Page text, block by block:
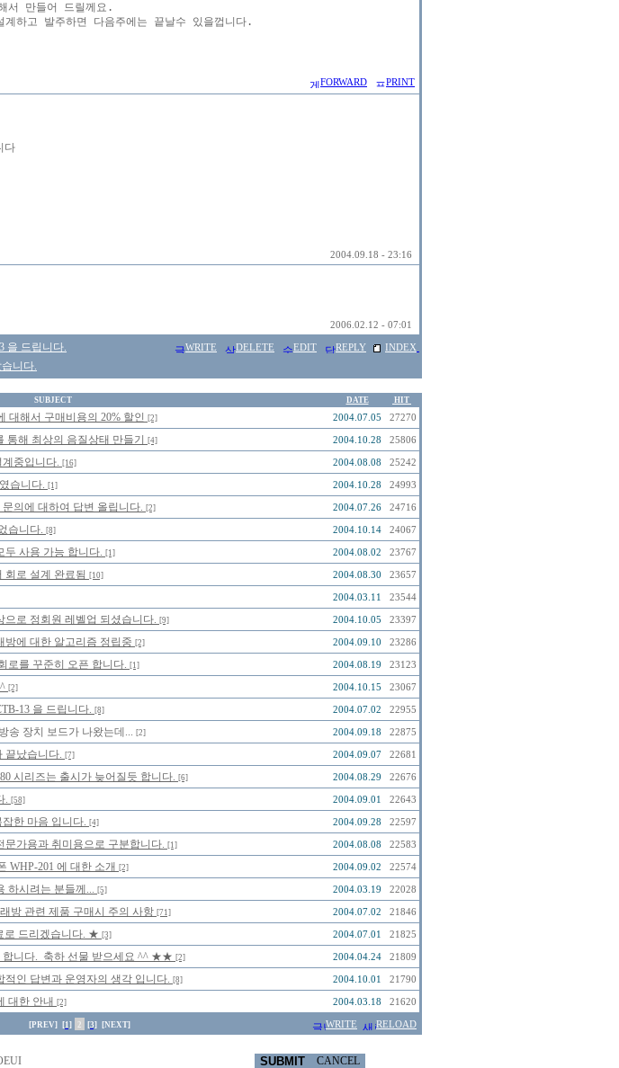
서 만들어 드릴께요.
하고 발주하면 다음주에는 끝날수 있을껍니다.
FORWARD PRINT
다
2004.09.18 - 23:16
2006.02.12 - 07:01
을 드립니다.
니다.
WRITE DELETE EDIT REPLY INDEX
SUBJECT DATE HIT
대해서 구매비용의 20% 할인 [2] 2004.07.05 27270
통해 최상의 음질상태 만들기 [4] 2004.10.28 25806
중입니다. [16] 2004.08.08 25242
습니다. [1] 2004.10.28 24993
의에 대하여 답변 올립니다. [2] 2004.07.26 24716
습니다. [8] 2004.10.14 24067
두 사용 가능 합니다. [1] 2004.08.02 23767
회로 설계 완료됨 [10] 2004.08.30 23657
2004.03.11 23544
로 정회원 레벨업 되셨습니다. [9] 2004.10.05 23397
방에 대한 알고리즘 정립중 [2] 2004.09.10 23286
로를 꾸준히 오픈 합니다. [1] 2004.08.19 23123
[2] 2004.10.15 23067
13 을 드립니다. [8] 2004.07.02 22955
송 장치 보드가 나왔는데... [2] 2004.09.18 22875
끝났습니다. [7] 2004.09.07 22681
시리즈는 출시가 늦어질듯 합니다. [6] 2004.08.29 22676
. [58] 2004.09.01 22643
한 마음 입니다. [4] 2004.09.28 22597
가용과 취미용으로 구분합니다. [1] 2004.08.08 22583
WHP-201 에 대한 소개 [2] 2004.09.02 22574
하시려는 분들께... [5] 2004.03.19 22028
방 관련 제품 구매시 주의 사항 [71] 2004.07.02 21846
로 드리겠습니다. ★ [3] 2004.07.01 21825
합니다. 축하 선물 받으세요 ^^ ★★ [2] 2004.04.24 21809
인 답변과 운영자의 생각 입니다. [8] 2004.10.01 21790
대한 안내 [2] 2004.03.18 21620
[PREV] [1] 2 [3] [NEXT] WRITE RELOAD
SUBMIT